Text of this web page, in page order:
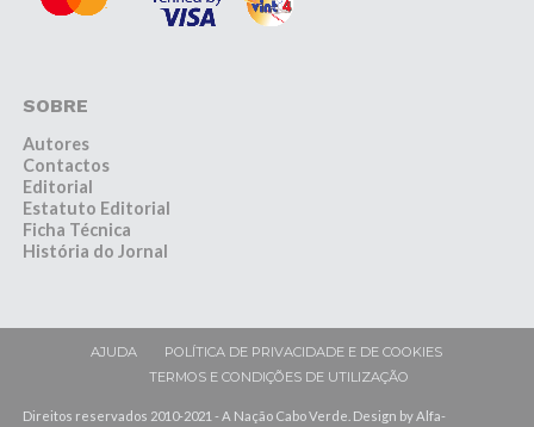
SOBRE
Autores
Contactos
Editorial
Estatuto Editorial
Ficha Técnica
História do Jornal
AJUDA
POLÍTICA DE PRIVACIDADE E DE COOKIES
TERMOS E CONDIÇÕES DE UTILIZAÇÃO
Direitos reservados 2010-2021 - A Nação Cabo Verde. Design by Alfa-